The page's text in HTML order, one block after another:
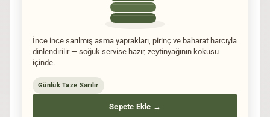
İnce ince sarılmış asma yaprakları, pirinç ve baharat harcıyla
dinlendirilir — soğuk servise hazır, zeytinyağının kokusu
içinde.
Günlük Taze Sarılır
Sepete Ekle →